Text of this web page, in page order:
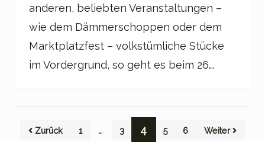
anderen, beliebten Veranstaltungen –
wie dem Dämmerschoppen oder dem
Marktplatzfest – volkstümliche Stücke
im Vordergrund, so geht es beim 26….
Seitennummerierung
Zurück 1 … 3 4 5 6 Weiter